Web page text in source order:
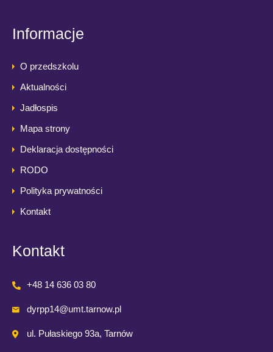
Informacje
O przedszkolu
Aktualności
Jadłospis
Mapa strony
Deklaracja dostępności
RODO
Polityka prywatności
Kontakt
Kontakt
+48 14 636 03 80
dyrpp14@umt.tarnow.pl
ul. Pułaskiego 93a, Tarnów